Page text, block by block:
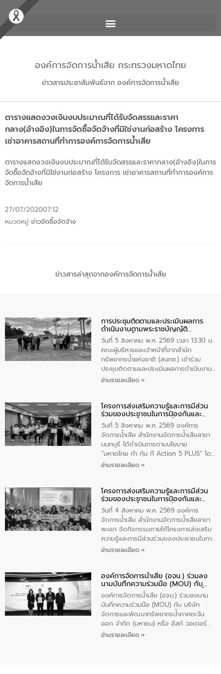
องค์การจัดการน้ำเสีย กระทรวงมหาดไทย
ข่าวสารประชาสัมพันธ์จาก องค์การจัดการน้ำเสีย
ตารางแสดงวงเงินงบประมาณที่ได้รับจัดสรรและราคา
กลาง(อ้างอิง)ในการจัดซื้อจัดจ้างที่มิใช่งานก่อสร้าง โครงการ
เช่าอาคารสถานที่ทำการองค์การจัดการน้ำเสีย
ตารางแสดงวงเงินงบประมาณที่ได้รับจัดสรรและราคากลาง(อ้างอิง)ในการ
จัดซื้อจัดจ้างที่มิใช่งานก่อสร้าง โครงการ เช่าอาคารสถานที่ทำการองค์การ
จัดการน้ำเสีย
27/07/202007:12
หมวดหมู่ ข่าวจัดซื้อจัดจ้าง
ข่าวสารล่าสุดจากองค์การจัดการน้ำเสีย
การประชุมติดตามและประเมินผลการ
ดำเนินงานตามพระราชบัญญัติ
ทรัพยากรน้ำ พ.ศ. 2561 ประจำ
ปีงบประมาณ พ.ศ. 2569
วันที่ 5 สิงหาคม พ.ศ. 2569 เวลา 13.30 น.
คณะผู้บริหารและเจ้าหน้าที่จากสำนัก
ทรัพยากรน้ำแห่งชาติ (สนทช.) เข้าร่วม
ประชุมติดตามและประเมินผลการดำเนินงาน
ตามพระราชบัญญัติทรัพยากรน้ำ พ.ศ. 2561
วัดสิงห์ จังหวัดชัยนาท โดยมีนายแสงชัย
สุขชื่น นายกเทศมนตรีตำบลวัดสิงห์ คณะผู้
บริหารเทศบาลตำบลวัดสิงห์ ผู้นำชุมชน และ
ประชาชนในพื้นที่เทศบาลตำบลวัดสิงก์ที่มี
ส่วนได้ส่วนเสียในโครงก่อสร้างศูนย์บริหาร
จัดการคุณภาพน้ำเทศบาลตำบลวัดสิงห์
จังหวัดชัยนาท ให้การต้อนรับ
อ่านรายละเอียด »
โครงการส่งเสริมความรู้และการมีส่วน
ร่วมของประชาชนในการป้องกันและ
แก้ไขปัญหาน้ำเสียอย่างยั่งยืน
วันที่ 5 สิงหาคม พ.ศ. 2569 องค์การ
จัดการน้ำเสีย สำนักงานจัดการน้ำเสียสาขา
นนทบุรี ได้ดำเนินการตามนโยบาย
“มหาดไทย ทำ ทัน ที Action 5 PLUS” โดย
จัดโครงการส่งเสริมความรู้และการมีส่วน
“ชุมชนร่วมใจ น้ำใสยั่งยืน” ได้บรรยายให้
ความรู้เกี่ยวกับการจัดการน้ำเสียและการใช้
ถังดักไขมันให้แก่นักเรียนโรงเรียนวัดบ่อ
(นันทวิทยา) เทศบาลนครปากเกร็ด อำเภอ
ปากเกร็ด จังหวัดนนทบุรี จำนวน 30 คน
อ่านรายละเอียด »
โครงการส่งเสริมความรู้และการมีส่วน
ร่วมของประชาชนในการป้องกันและ
แก้ไขปัญหาน้ำเสียอย่างยั่งยืน
วันที่ 4 สิงหาคม พ.ศ. 2569 องค์การ
จัดการน้ำเสีย สำนักงานจัดการน้ำเสียสาขา
พะเยา จัดกิจกรรมภายใต้โครงการส่งเสริม
ความรู้และการมีส่วนร่วมของประชาชนในการ
ป้องกันและแก้ไขปัญหาน้ำเสียอย่างยั่งยืน
ชุมชนและการบำบัดน้ำเสียเบื้องต้น ให้กับ
นักเรียนชั้นประถมศึกษาปีที่ 5 โรงเรียน
เทศบาล 1 (พะเยาประชานุกูล) จำนวน 30
คน
อ่านรายละเอียด »
องค์การจัดการน้ำเสีย (อจน.) ร่วมลง
นามบันทึกความร่วมมือ (MOU) กับ
บริษัท จัดการและพัฒนาทรัพยากรน้ำ
ภาคตะวันออก จำกัด (มหาชน) หรือ อีส
ท์ วอเตอร์
องค์การจัดการน้ำเสีย (อจน.) ร่วมลงนาม
บันทึกความร่วมมือ (MOU) กับ บริษัท
จัดการและพัฒนาทรัพยากรน้ำภาคตะวัน
ออก จำกัด (มหาชน) หรือ อีสท์ วอเตอร์
เมื่อวันอังคารที่ 4 สิงหาคม 2569 ณ ห้อง
อ่านรายละเอียด »